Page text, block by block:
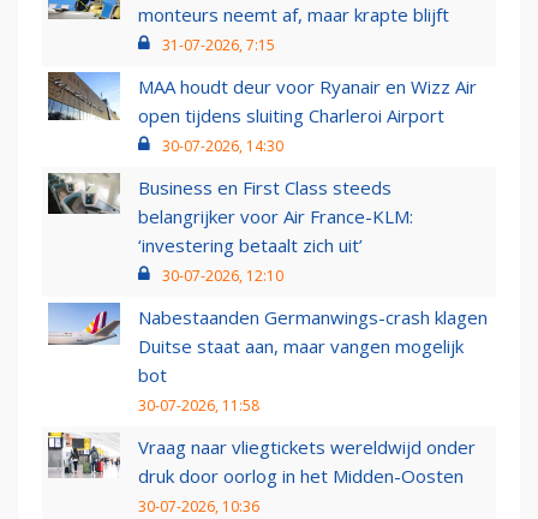
monteurs neemt af, maar krapte blijft
31-07-2026, 7:15
MAA houdt deur voor Ryanair en Wizz Air
open tijdens sluiting Charleroi Airport
30-07-2026, 14:30
Business en First Class steeds
belangrijker voor Air France-KLM:
‘investering betaalt zich uit’
30-07-2026, 12:10
Nabestaanden Germanwings-crash klagen
Duitse staat aan, maar vangen mogelijk
bot
30-07-2026, 11:58
Vraag naar vliegtickets wereldwijd onder
druk door oorlog in het Midden-Oosten
30-07-2026, 10:36